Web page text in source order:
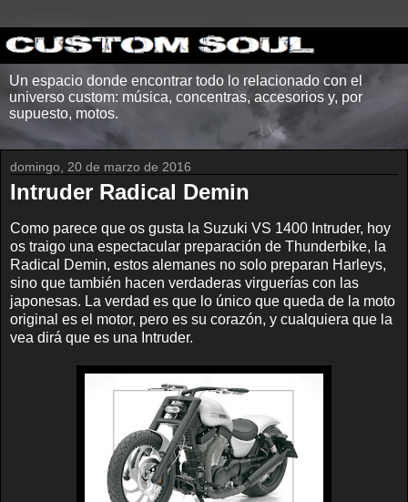
Un espacio donde encontrar todo lo relacionado con el
universo custom: música, concentras, accesorios y, por
supuesto, motos.
domingo, 20 de marzo de 2016
Intruder Radical Demin
Como parece que os gusta la Suzuki VS 1400 Intruder, hoy
os traigo una espectacular preparación de Thunderbike, la
Radical Demin, estos alemanes no solo preparan Harleys,
sino que también hacen verdaderas virguerías con las
japonesas. La verdad es que lo único que queda de la moto
original es el motor, pero es su corazón, y cualquiera que la
vea dirá que es una Intruder.